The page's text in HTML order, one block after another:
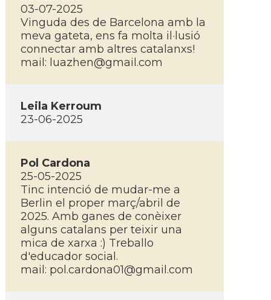
03-07-2025
Vinguda des de Barcelona amb la
meva gateta, ens fa molta il·lusió
connectar amb altres catalanxs!
mail: luazhen@gmail.com
Leila Kerroum
23-06-2025
Pol Cardona
25-05-2025
Tinc intenció de mudar-me a
Berlin el proper març/abril de
2025. Amb ganes de conèixer
alguns catalans per teixir una
mica de xarxa :) Treballo
d'educador social.
mail: pol.cardona01@gmail.com